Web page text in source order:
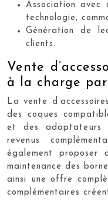
Association avec
technologie,
Génération de
clients.
Vente
à la charge
La vente
des coques
et des adaptateurs
revenus
également proposer
maintenance des
ainsi une offre
complémentaires